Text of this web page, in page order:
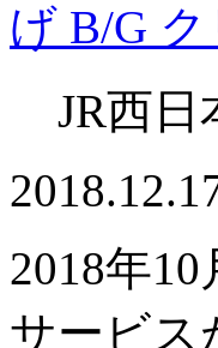
げ B/G
JR西日
2018年
サービ